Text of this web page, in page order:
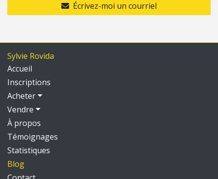
Écrivez-moi un courriel
Sylvie Rovida
Accueil
Inscriptions
Acheter
Vendre
À propos
Témoignages
Statistiques
Blog